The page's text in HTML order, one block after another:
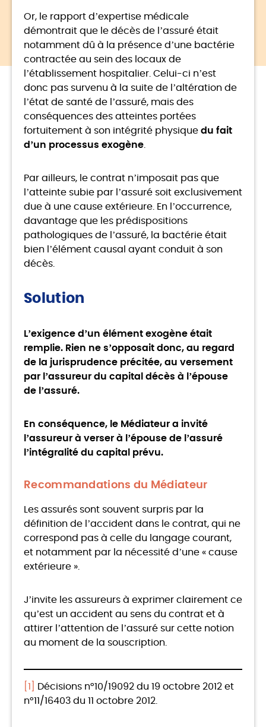
Or, le rapport d’expertise médicale
démontrait que le décès de l’assuré était
notamment dû à la présence d’une bactérie
contractée au sein des locaux de
l’établissement hospitalier. Celui-ci n’est
donc pas survenu à la suite de l’altération de
l’état de santé de l’assuré, mais des
conséquences des atteintes portées
fortuitement à son intégrité physique du fait
d’un processus exogène
Par ailleurs, le contrat n’imposait pas que
l’atteinte subie par l’assuré soit exclusivement
due à une cause extérieure. En l’occurrence,
davantage que les prédispositions
pathologiques de l’assuré, la bactérie était
bien l’élément causal ayant conduit à son
décès.
Solution
L’exigence d’un élément exogène était
remplie. Rien ne s’opposait donc, au regard
de la jurisprudence précitée, au versement
par l’assureur du capital décès à l’épouse
de l’assuré.
En conséquence, le Médiateur a invité
l’assureur à verser à l’épouse de l’assuré
l’intégralité du capital prévu.
Recommandations du Médiateur
Les assurés sont souvent surpris par la
définition de l’accident dans le contrat, qui ne
correspond pas à celle du langage courant,
et notamment par la nécessité d’une « cause
extérieure ».
J’invite les assureurs à exprimer clairement ce
qu’est un accident au sens du contrat et à
attirer l’attention de l’assuré sur cette notion
au moment de la souscription.
[1]
Décisions n°10/19092 du 19 octobre 2012 et
n°11/16403 du 11 octobre 2012.